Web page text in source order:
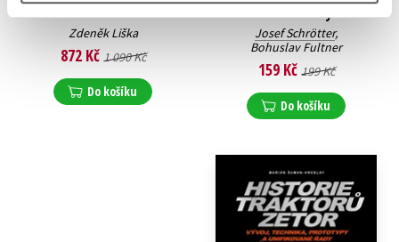
1994–2024
Zdeněk Liška
872 Kč 1 090 Kč
Do košíku
omalovánky
Josef Schrötter,
Bohuslav Fultner
159 Kč 199 Kč
Do košíku